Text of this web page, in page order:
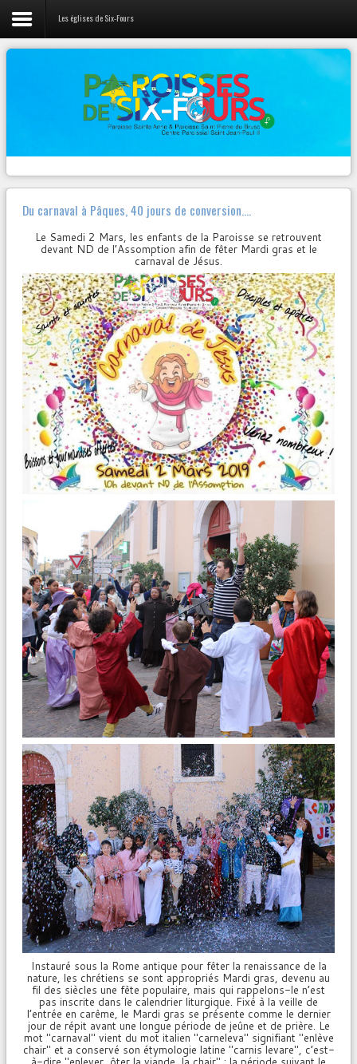
Vie de la Paroisse
Les églises de Six-Fours
LIENS
L'évangile du jour
Canção Nova
Webradio 100% musique Chrétienne
Diocèse Fréjus-Toulon
Radios
NOTREPAGE FACEBOOK
Paroisse Sainte Anne de Six-Fours
VENDREDI 23 MARS – 19h30
CONF ÉRENCEÉSOTERISME - EXORCISME
PAR LE P. FROPPO
Liens
Du carnaval à Pâques, 40 jours de conversion….
Le Samedi 2 Mars, les enfants de la Paroisse se retrouvent
devant ND de l’Assomption afin de fêter Mardi gras et le
carnaval de Jésus.
Instauré sous la Rome antique pour fêter la renaissance de la
nature, les chrétiens se sont appropriés Mardi gras, devenu au
fil des siècles une fête populaire, mais qui rappelons-le n’est
pas inscrite dans le calendrier liturgique. Fixé à la veille de
l’entrée en carême, le Mardi gras se présente comme le dernier
jour de répit avant une longue période de jeûne et de prière. Le
mot "carnaval" vient du mot italien "carneleva" signifiant "enlève
chair" et a conservé son étymologie latine "carnis levare", c’est-